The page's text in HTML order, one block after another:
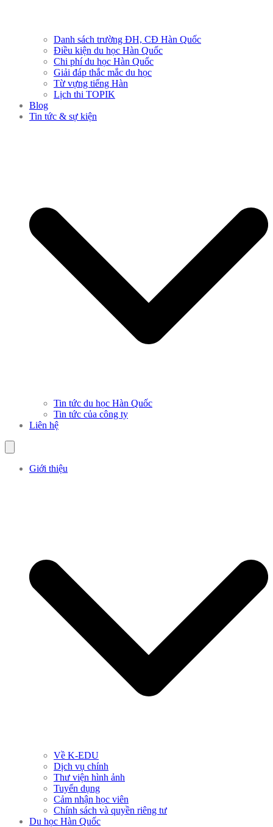
Danh sách trường ĐH, CĐ Hàn Quốc
Điều kiện du học Hàn Quốc
Chi phí du học Hàn Quốc
Giải đáp thắc mắc du học
Từ vựng tiếng Hàn
Lịch thi TOPIK
Blog
Tin tức & sự kiện
Tin tức du học Hàn Quốc
Tin tức của công ty
Liên hệ
Giới thiệu
Về K-EDU
Dịch vụ chính
Thư viện hình ảnh
Tuyển dụng
Cảm nhận học viên
Chính sách và quyền riêng tư
Du học Hàn Quốc